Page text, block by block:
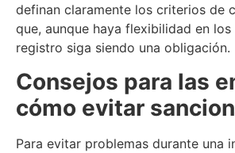
definan claramente los criterios de
que, aunque haya flexibilidad en los
registro siga siendo una obligación.
Consejos para las
cómo evitar
Para evitar problemas durante una